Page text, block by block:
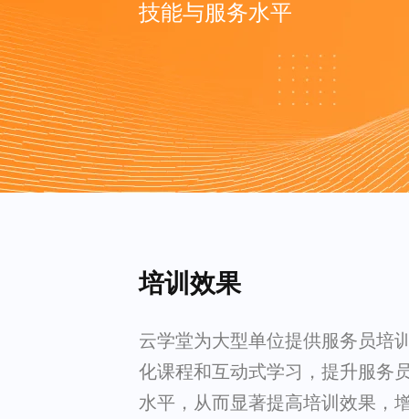
技能与服务水平
培训效果
云学堂为大型单位提供服务员培
化课程和互动式学习，提升服务
水平，从而显著提高培训效果，